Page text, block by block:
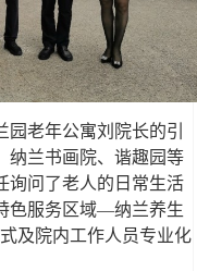
老年公寓刘院长的引
纳兰书画院、谐趣园等
询问了老人的日常生活
色服务区域—纳兰养生
及院内工作人员专业化